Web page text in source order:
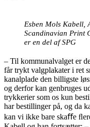
Esben Mols Kabell,
Scandinavian Print
er en del af SPG
– Til kommunalvalget er
får trykt valgplakater i ret
kanalplade den billigste
og derfor kan genbruges
trykkerier som os kun
har bestillinger på, og da
kan vi ikke bare skaﬀe